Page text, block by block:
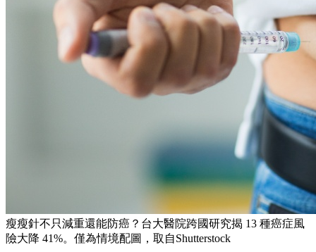
瘦瘦針不只減重還能防癌？台大醫院跨國研究揭 13 種癌症風
險大降 41%。僅為情境配圖，取自Shutterstock